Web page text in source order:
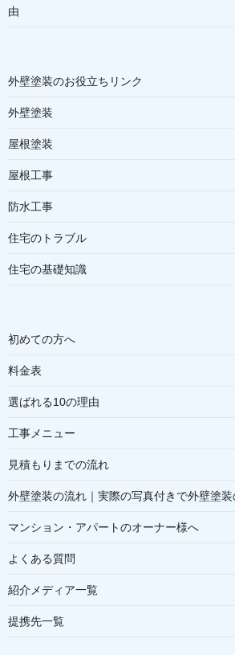
由
外壁塗装のお役立ちリンク
外壁塗装
屋根塗装
屋根工事
防水工事
住宅のトラブル
住宅の基礎知識
初めての方へ
料金表
選ばれる10の理由
工事メニュー
見積もりまでの流れ
外壁塗装の流れ｜実際の写真付きで外壁塗
マンション・アパートのオーナー様へ
よくある質問
紹介メディア一覧
提携先一覧